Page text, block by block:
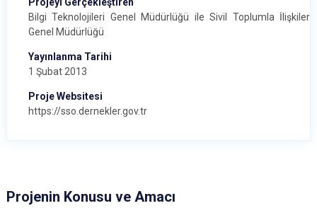
Bilgi Teknolojileri Genel Müdürlüğü ile Sivil Toplumla İlişkiler
Genel Müdürlüğü
Yayınlanma Tarihi
1 Şubat 2013
Proje Websitesi
https://sso.dernekler.gov.tr
Projenin Konusu ve Amacı